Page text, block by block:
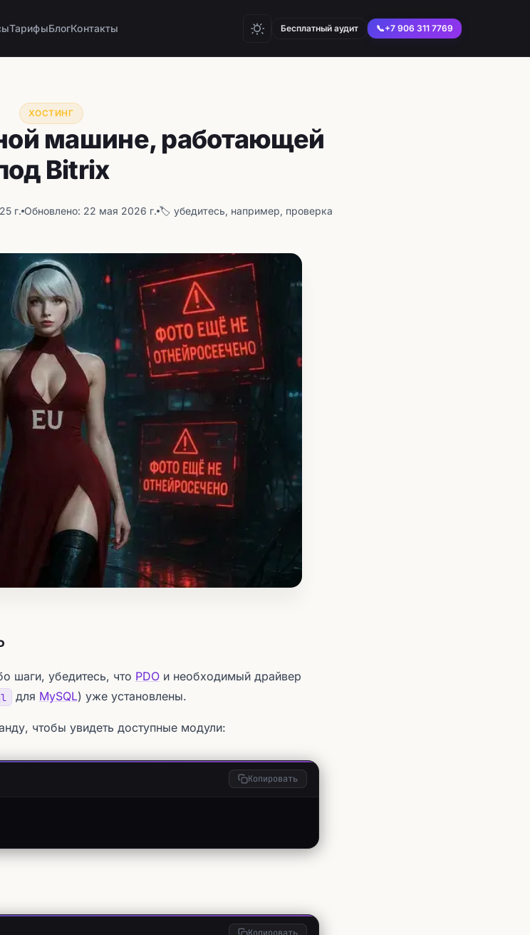
ТарифыБлогКонтакты Бесплатный аудит 📞+7 906 311 7769
ХОСТИНГ
машине, работающей
Bitrix
г. Обновлено: 22 мая 2026 г. 🏷️ убедитесь, например, проверка
шаги, убедитесь, что PDO и необходимый драйвер
для MySQL) уже установлены.
чтобы увидеть доступные модули:
Копировать